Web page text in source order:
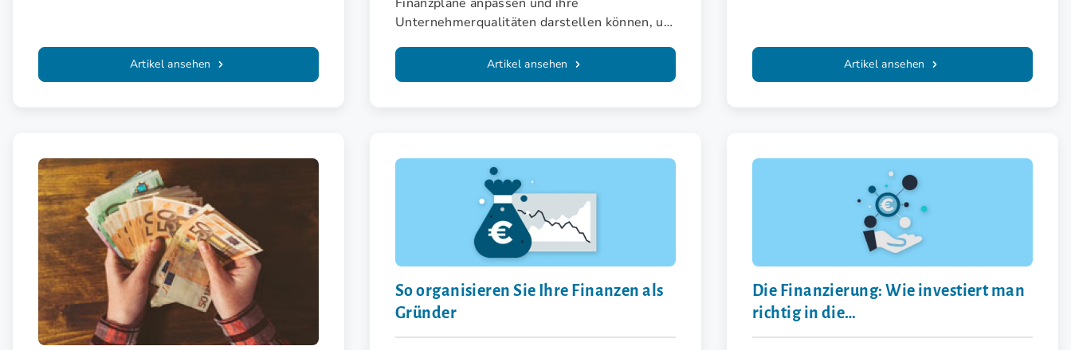
Artikel ansehen
Unternehmerqualitäten darstellen können, um
Artikel ansehen Artikel ansehen
So organisieren Sie Ihre Finanzen als
Gründer
Die Finanzierung: Wie investiert man
richtig in die
Unternehmensgründung?